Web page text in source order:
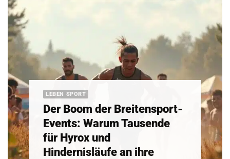
LEBEN SPORT
Der Boom der Breitensport-
Events: Warum Tausende
für Hyrox und
Hindernisläufe an ihre